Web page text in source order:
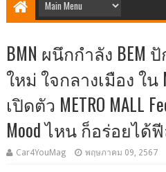
BMN ผนึกกำลัง
ใหม่ ใจกลางเมือง ใน
เปิดตัว METRO MALL
Mood ไหน ก็อร่อยได้
Car4YouMag พฤษภาคม 09, 2567